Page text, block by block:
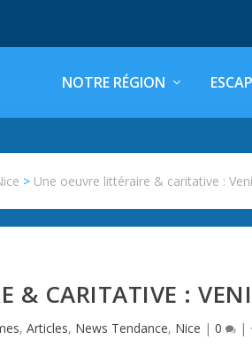
NOTRE RÉGION
> Une oeuvre littéraire & caritative :
& CARITATIVE :
,Articles, News Tendance, Nice |0 |